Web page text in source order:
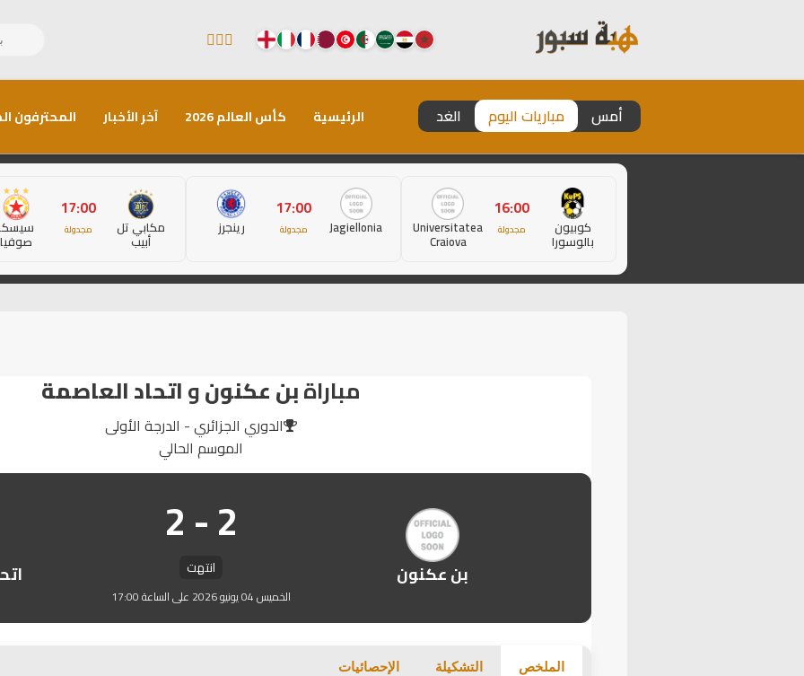
أمس مباريات اليوم الغد الرئيسية كأس العالم 2026 آخر الأخبار المحترفون
كوبيون
بالوسورا
16:00
مجدولة Universitatea
Craiova
Jagiellonia
17:00
مجدولة رينجرز مكابي تل
أبيب
17:00
مجدولة
صوفيا
مباراةبن عكنونواتحاد العاصمة
الدوري الجزائري - الدرجة الأولى
الموسم الحالي
بن عكنون
2 - 2
انتهت
الخميس 04 يونيو 2026 على الساعة 17:00
الملخص التشكيلة الإحصائيات